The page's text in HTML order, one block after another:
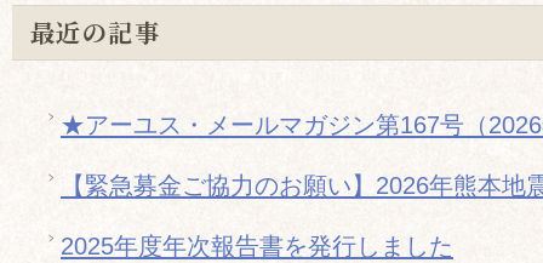
最近の記事
★アーユス・メールマガジン第167号（
【緊急募金ご協力のお願い】2026年熊本地
2025年度年次報告書を発行しました